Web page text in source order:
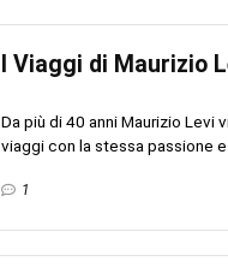
I Viaggi di Maurizio
Da più di 40 anni Maurizio Levi
viaggi con la stessa passione e
1